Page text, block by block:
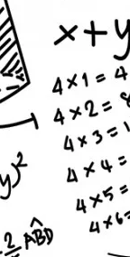
модули